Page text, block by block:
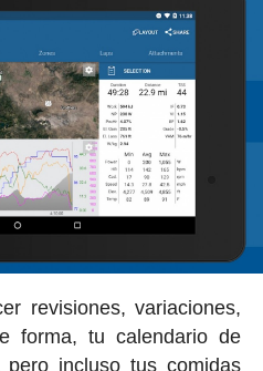
revisiones, variaciones,
forma, tu calendario de
incluso tus comidas